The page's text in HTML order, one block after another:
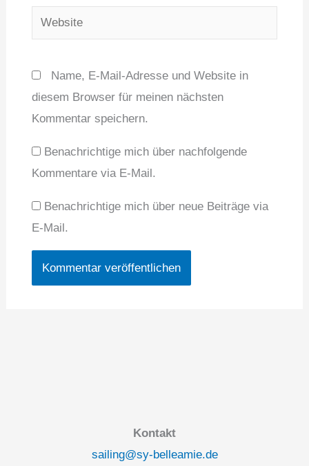
Adresse*
Website
Name, E-Mail-Adresse und Website in
diesem Browser für meinen nächsten
Kommentar speichern.
Benachrichtige mich über nachfolgende
Kommentare via E-Mail.
Benachrichtige mich über neue Beiträge via
E-Mail.
Kontakt
sailing@sy-belleamie.de